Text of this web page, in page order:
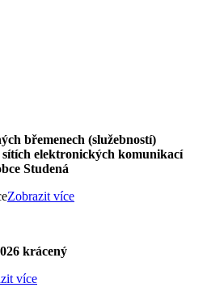
břemenech (služebností)
elektronických komunikací
Studená
Zobrazit více
krácený
více